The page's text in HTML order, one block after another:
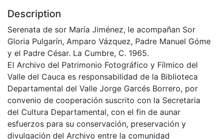
Description
Serenata de sor María Jiménez, le acompañan Sor
Gloria Pulgarín, Amparo Vázquez, Padre Manuel Góme
y el Padre César. La Cumbre, C. 1965.
El Archivo del Patrimonio Fotográfico y Fílmico del
Valle del Cauca es responsabilidad de la Biblioteca
Departamental del Valle Jorge Garcés Borrero, por
convenio de cooperación suscrito con la Secretaria
del Cultura Departamental, con el fin de aunar
esfuerzos para su conservación, preservación y
divulgación del Archivo entre la comunidad